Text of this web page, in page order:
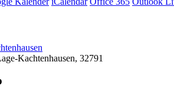
Kachtenhausen, 32791